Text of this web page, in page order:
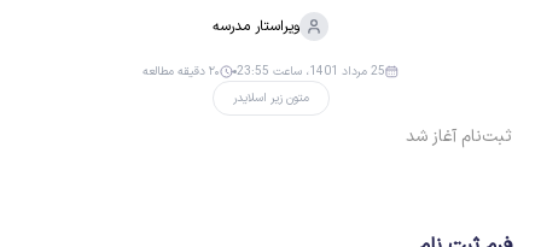
ویراستار مدرسه
متون زیر اسلایدر
25 مرداد 1401، ساعت 23:55 ۲۰ دقیقه مطالعه
ثبت‌نام آغاز شد